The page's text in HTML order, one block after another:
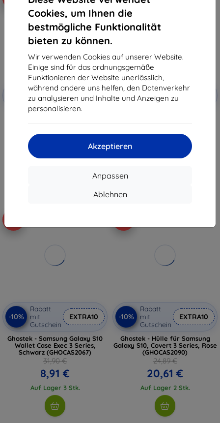
Cookies, um Ihnen die
bestmögliche Funktionalität
bieten zu können.
Wir verwenden Cookies auf unserer Website.
Einige sind für das ordnungsgemäße
Funktionieren der Website unerlässlich,
während andere uns helfen, den Datenverkehr
zu analysieren und Inhalte und Anzeigen zu
personalisieren.
Akzeptieren
Anpassen
Ablehnen
Rabatt
mit
Gutschein
EXTRA10
9,90 €
Auf Lager > 5 Stk.
-10%
Rabatt
mit
Gutschein
-10%
Rabatt
mit
Gutschein
EXTRA10
Ghostek - Samsung Galaxy S10
Wallet Case Exec 3 Series,
Schwarz (GHOCAS2067)
31,90 €
8,91 €
Auf Lager 3 Stk.
-10%
Rabatt
mit
Gutschein
EXTRA10
Ghostek - Hülle für Samsung
Galaxy S10, Covert 3 Series, Rose
(GHOCAS2090)
24,89 €
20,61 €
Auf Lager 2 Stk.